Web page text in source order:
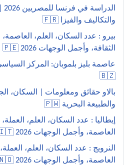
والتكاليف والفيزا 🇫🇷
بيرو : عدد السكان، العلم، العاصمة،
الثقافة، وأجمل الوجهات 2026 🇵🇪
عاصمة بليز بلموبان: المركز
🇧🇿
بالاو حقائق ومعلومات | السكان،
والطبيعة البحرية 🇵🇼
إيطاليا : عدد السكان، العلم، العملة،
العاصمة، وأجمل الوجهات 2026 🇮🇹
النرويج : عدد السكان، العلم،
العاصمة، وأجمل الوجهات 2026 🇳🇴